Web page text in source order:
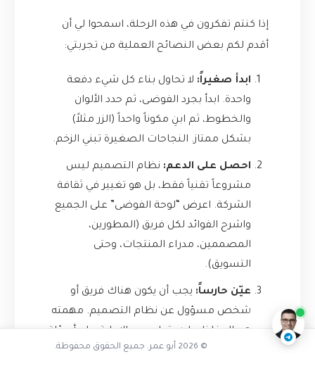
إذا كنتم تفكرون في هذه الرحلة، اسمحوا لي أن
أقدم لكم بعض النصائح العملية من تجربتي:
ابدأ صغيراً: لا تحاول بناء كل شيء دفعة
واحدة. ابدأ بجرد الفوضى، ثم حدد الألوان
والخطوط، ثم ابنِ مكوناً واحداً (الزر مثلاً)
بشكل ممتاز. النجاحات الصغيرة تبني الزخم.
احصل على الدعم: نظام التصميم ليس
مشروعاً تقنياً فقط، بل هو تغيير في ثقافة
الشركة. اعرض “لوحة الفوضى” على الجميع
واشرح الفوائد لكل فريق (المطورين،
المصممين، مدراء المنتجات، وحتى
التسويق).
عيّن حارساً: يجب أن يكون هناك فريق أو
شخص مسؤول عن نظام التصميم. مهمته
هي الحفاظ عليه، تطويره، والإجابة على أسئلة
ناقشنا على تليجرام @AbuOmarTech_bot
© 2026 أبو عمر. جميع الحقوق محفوظة.